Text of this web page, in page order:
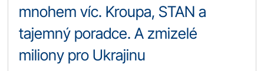
mnohem víc. Kroupa, STAN a
tajemný poradce. A zmizelé
miliony pro Ukrajinu